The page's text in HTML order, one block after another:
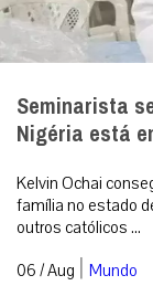
Seminarista
Nigéria está
Kelvin Ochai
família no estado
outros católicos ...
06 / Aug | Mundo